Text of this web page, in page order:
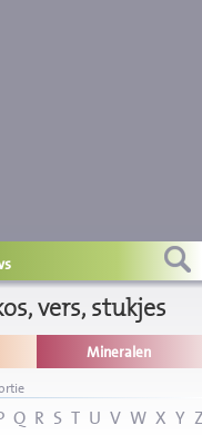
vers, stukjes
Mineralen
Q R S T U V W X Y